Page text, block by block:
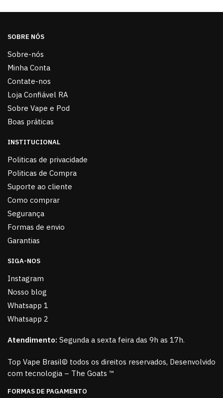
SOBRE NÓS
Sobre-nós
Minha Conta
Contate-nos
Loja Confiável RA
Sobre Vape e Pod
Boas práticas
INSTITUCIONAL
Politicas de privacidade
Politicas de Compra
Suporte ao cliente
Como comprar
Segurança
Formas de envio
Garantias
SIGA-NOS
Instagram
Nosso blog
Whatsapp 1
Whatsapp 2
Atendimento: Segunda a sexta feira das 9h as 17h.
Top Vape Brasil© todos os direitos reservados, Desenvolvido
com tecnologia – The Goats ™
FORMAS DE PAGAMENTO